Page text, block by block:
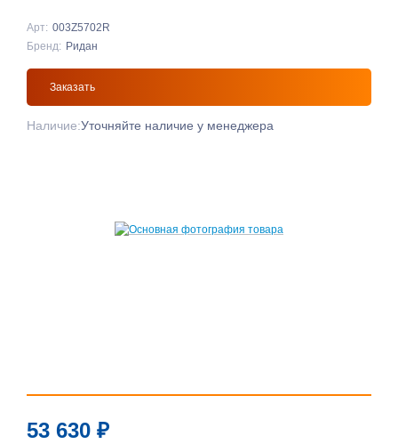
Арт: 003Z5702R
Бренд: Ридан
Заказать
Наличие:Уточняйте наличие у менеджера
53 630 ₽